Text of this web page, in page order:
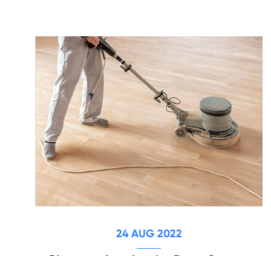
24 AUG 2022